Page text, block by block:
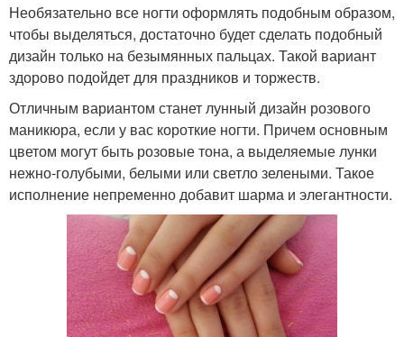
Необязательно все ногти оформлять подобным образом,
чтобы выделяться, достаточно будет сделать подобный
дизайн только на безымянных пальцах. Такой вариант
здорово подойдет для праздников и торжеств.
Отличным вариантом станет лунный дизайн розового
маникюра, если у вас короткие ногти. Причем основным
цветом могут быть розовые тона, а выделяемые лунки
нежно-голубыми, белыми или светло зелеными. Такое
исполнение непременно добавит шарма и элегантности.